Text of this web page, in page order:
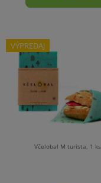
VÝPREDAJ
Včelobal M turista, 1 ks